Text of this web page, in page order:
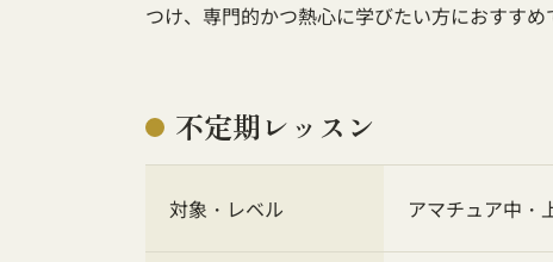
つけ、専門的かつ熱心に学びたい方におすすめ
不定期レッスン
対象・レベル アマチュア中・